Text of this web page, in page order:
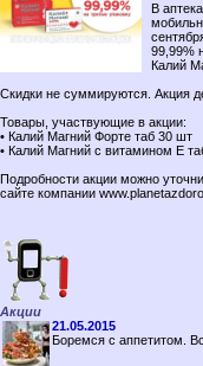
В
99,99%
Калий
Скидки не суммируются. Акция
Товары, участвующие в акции:
• Калий Магний Форте таб 30 шт
• Калий Магний с витамином Е
Подробности акции можно
сайте компании
Акции
21.05.2015
Боремся с аппетитом.